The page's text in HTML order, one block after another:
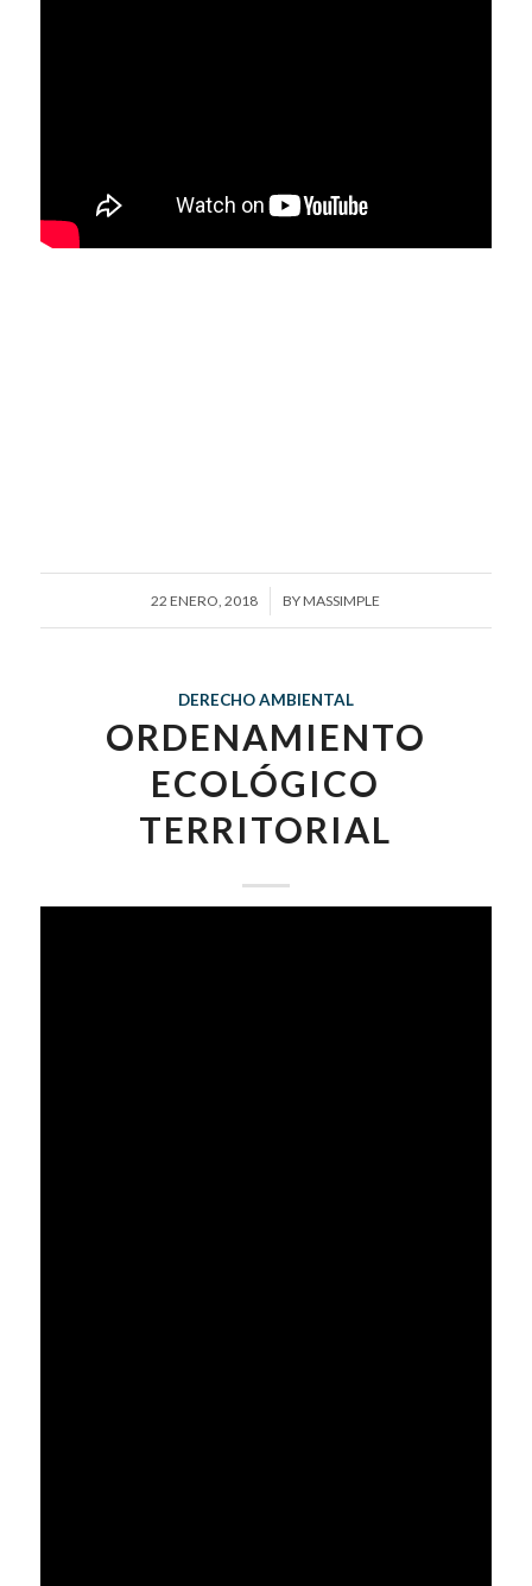
22 ENERO, 2018
/ BYMASSIMPLE
DERECHO AMBIENTAL
ORDENAMIENTO
ECOLÓGICO
TERRITORIAL